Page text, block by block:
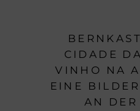
CIDADE
VINHO NA
EINE
AN DER